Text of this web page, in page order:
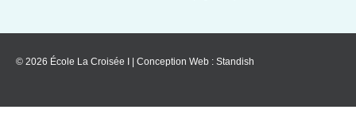
© 2026 École La Croisée I | Conception Web : Standish